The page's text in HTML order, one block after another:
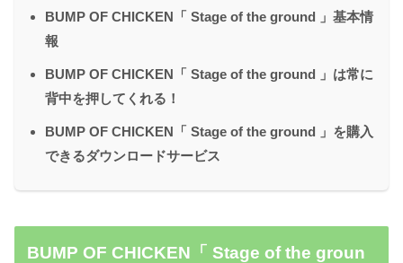
BUMP OF CHICKEN「 Stage of the ground 」基本情
報
BUMP OF CHICKEN「 Stage of the ground 」は常に
背中を押してくれる！
BUMP OF CHICKEN「 Stage of the ground 」を購入
できるダウンロードサービス
BUMP OF CHICKEN「 Stage of the groun